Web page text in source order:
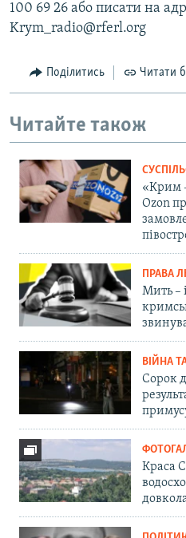
100 69 26 або писати на
Krym_radio@rferl.org
Поділитись Читати
Читайте також
«Крим
Ozon
ПРАВА
Мить –
ВІЙНА
Сорок
Краса